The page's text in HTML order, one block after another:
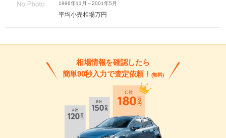
1996年11月～2001年5月
平均小売相場万円
相場情報を確認したら
簡単90秒入力で査定依頼！ (無料)